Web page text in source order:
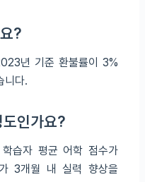
?
년 기준 환불률이 3%
니다.
인가요?
습자 평균 어학 점수가
3개월 내 실력 향상을